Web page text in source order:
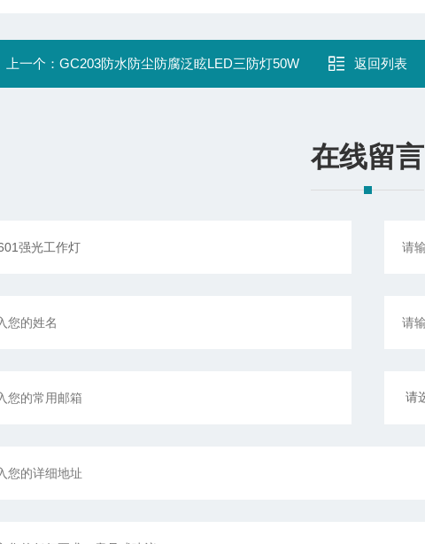
上一个：GC203防水防尘防腐泛眩LED三防灯50W 返回列表
在线留言